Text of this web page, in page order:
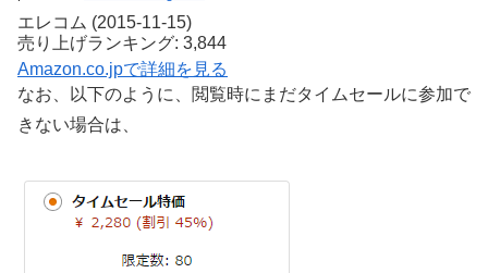
エレコム (2015-11-15)
売り上げランキング: 3,844
Amazon.co.jpで詳細を見る
なお、以下のように、閲覧時にまだタイムセールに参加で
きない場合は、